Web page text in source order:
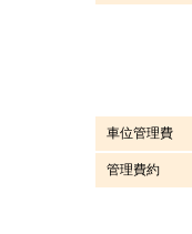
車位管理費
管理費約